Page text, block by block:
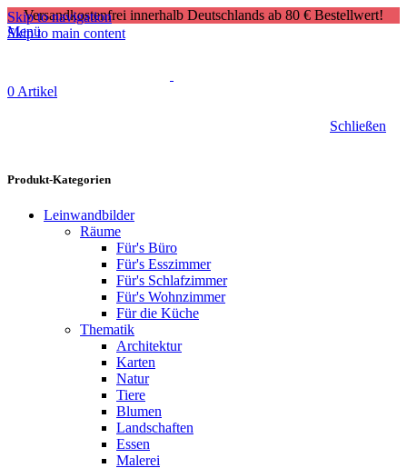
Skip to navigation
Skip to main content
Versandkostenfrei innerhalb Deutschlands ab 80 € Bestellwert!
Menü
0 Artikel
Schließen
Produkt-Kategorien
Leinwandbilder
Räume
Für's Büro
Für's Esszimmer
Für's Schlafzimmer
Für's Wohnzimmer
Für die Küche
Thematik
Architektur
Karten
Natur
Tiere
Blumen
Landschaften
Essen
Malerei